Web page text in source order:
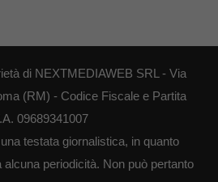
di NEXTMEDIAWEB SRL - Via
(RM) - Codice Fiscale e Partita
09689341007
testata giornalistica, in quanto
periodicità. Non può pertanto